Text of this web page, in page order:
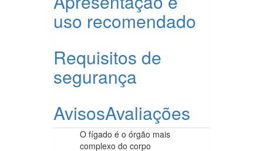
uso recomendado
Requisitos de
segurança
AvisosAvaliações
O fígado é o órgão mais
complexo do corpo